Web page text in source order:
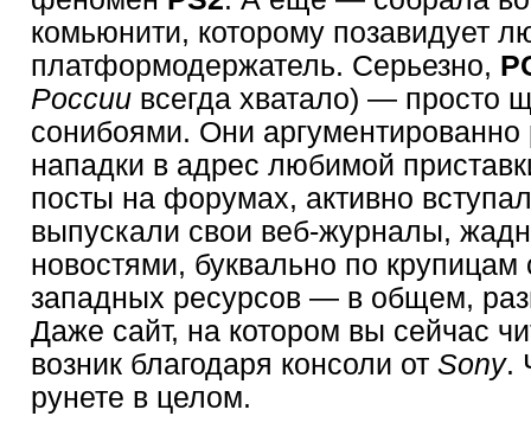
комьюнити, которому позавидует
платформодержатель. Серьезно,
России всегда хватало) — просто
сонибоями. Они
нападки в адрес любимой
посты на форумах, активно
выпускали свои веб-журналы,
новостями, буквально по
западных ресурсов — в общем,
Даже сайт, на котором вы сейчас
возник благодаря консоли от Sony.
рунете в целом.